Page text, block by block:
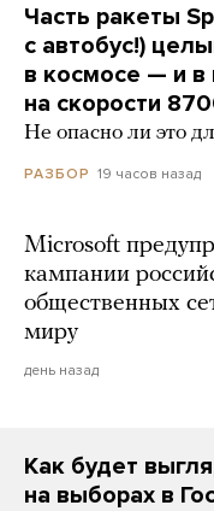
Часть ракеты
с автобус!)
в космосе — и в
на скорости
Не опасно ли это
РАЗБОР 19 часов назад
Microsoft
кампании
общественных
миру
день назад
Как будет
на выборах в